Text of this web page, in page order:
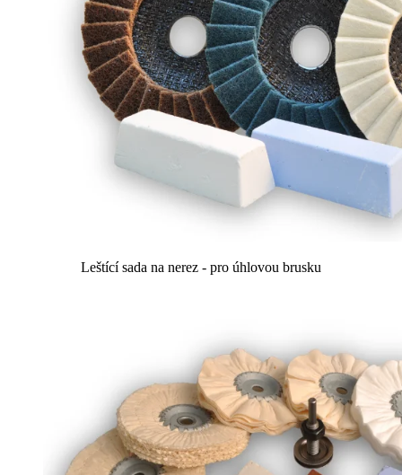
Leštící sada na nerez - pro úhlovou brusku